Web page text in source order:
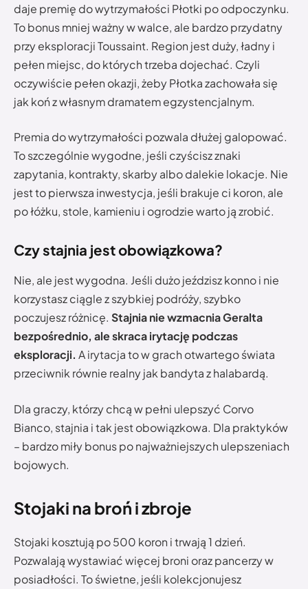
daje premię do wytrzymałości Płotki po odpoczynku.
To bonus mniej ważny w walce, ale bardzo przydatny
przy eksploracji Toussaint. Region jest duży, ładny i
pełen miejsc, do których trzeba dojechać. Czyli
oczywiście pełen okazji, żeby Płotka zachowała się
jak koń z własnym dramatem egzystencjalnym.
Premia do wytrzymałości pozwala dłużej galopować.
To szczególnie wygodne, jeśli czyścisz znaki
zapytania, kontrakty, skarby albo dalekie lokacje. Nie
jest to pierwsza inwestycja, jeśli brakuje ci koron, ale
po łóżku, stole, kamieniu i ogrodzie warto ją zrobić.
Czy stajnia jest obowiązkowa?
Nie, ale jest wygodna. Jeśli dużo jeździsz konno i nie
korzystasz ciągle z szybkiej podróży, szybko
poczujesz różnicę. Stajnia nie wzmacnia Geralta
bezpośrednio, ale skraca irytację podczas
eksploracji. A irytacja to w grach otwartego świata
przeciwnik równie realny jak bandyta z halabardą.
Dla graczy, którzy chcą w pełni ulepszyć Corvo
Bianco, stajnia i tak jest obowiązkowa. Dla praktyków
– bardzo miły bonus po najważniejszych ulepszeniach
bojowych.
Stojaki na broń i zbroje
Stojaki kosztują po 500 koron i trwają 1 dzień.
Pozwalają wystawiać więcej broni oraz pancerzy w
posiadłości. To świetne, jeśli kolekcjonujesz